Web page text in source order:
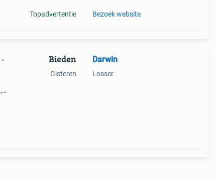
Topadvertentie Bezoek website
Bieden
Gisteren
Darwin
Losser